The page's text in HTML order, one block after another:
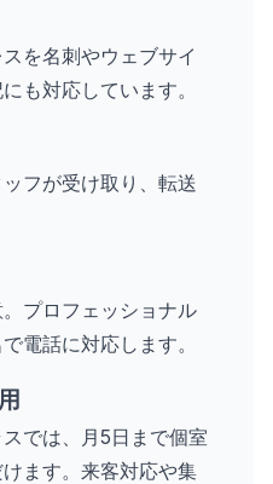
を名刺やウェブサイ
も対応しています。
フが受け取り、転送
プロフェッショナル
電話に対応します。
では、月5日まで個室
ます。来客対応や集